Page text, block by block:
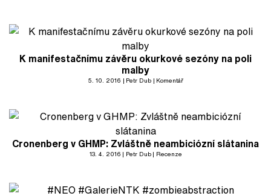
K manifestačnímu závěru okurkové sezóny na poli
malby
5. 10. 2016 Petr Dub Komentář
Cronenberg v GHMP: Zvláštně neambiciózní slátanina
13. 4. 2016 Petr Dub Recenze